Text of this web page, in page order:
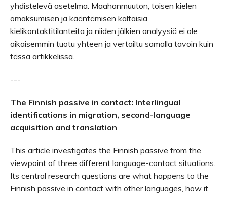
yhdistelevä asetelma. Maahanmuuton, toisen kielen
omaksumisen ja kääntämisen kaltaisia
kielikontaktitilanteita ja niiden jälkien analyysiä ei ole
aikaisemmin tuotu yhteen ja vertailtu samalla tavoin kuin
tässä artikkelissa.
---
The Finnish passive in contact: Interlingual
identifications in migration, second-language
acquisition and translation
This article investigates the Finnish passive from the
viewpoint of three different language-contact situations.
Its central research questions are what happens to the
Finnish passive in contact with other languages, how it